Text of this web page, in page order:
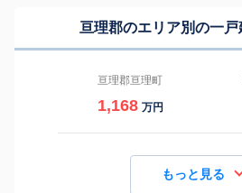
亘理郡のエリア別の一
亘理郡亘理町
1,168 万円
もっと見る